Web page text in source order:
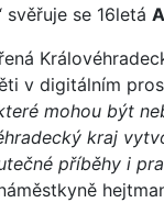
svěřuje se 16letá
v digitálním
mohou být
kraj
příběhy i